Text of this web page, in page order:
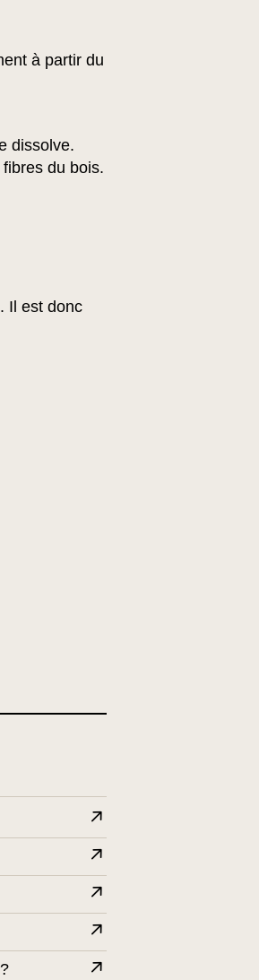
à partir du
dissolve.
du bois.
Il est donc